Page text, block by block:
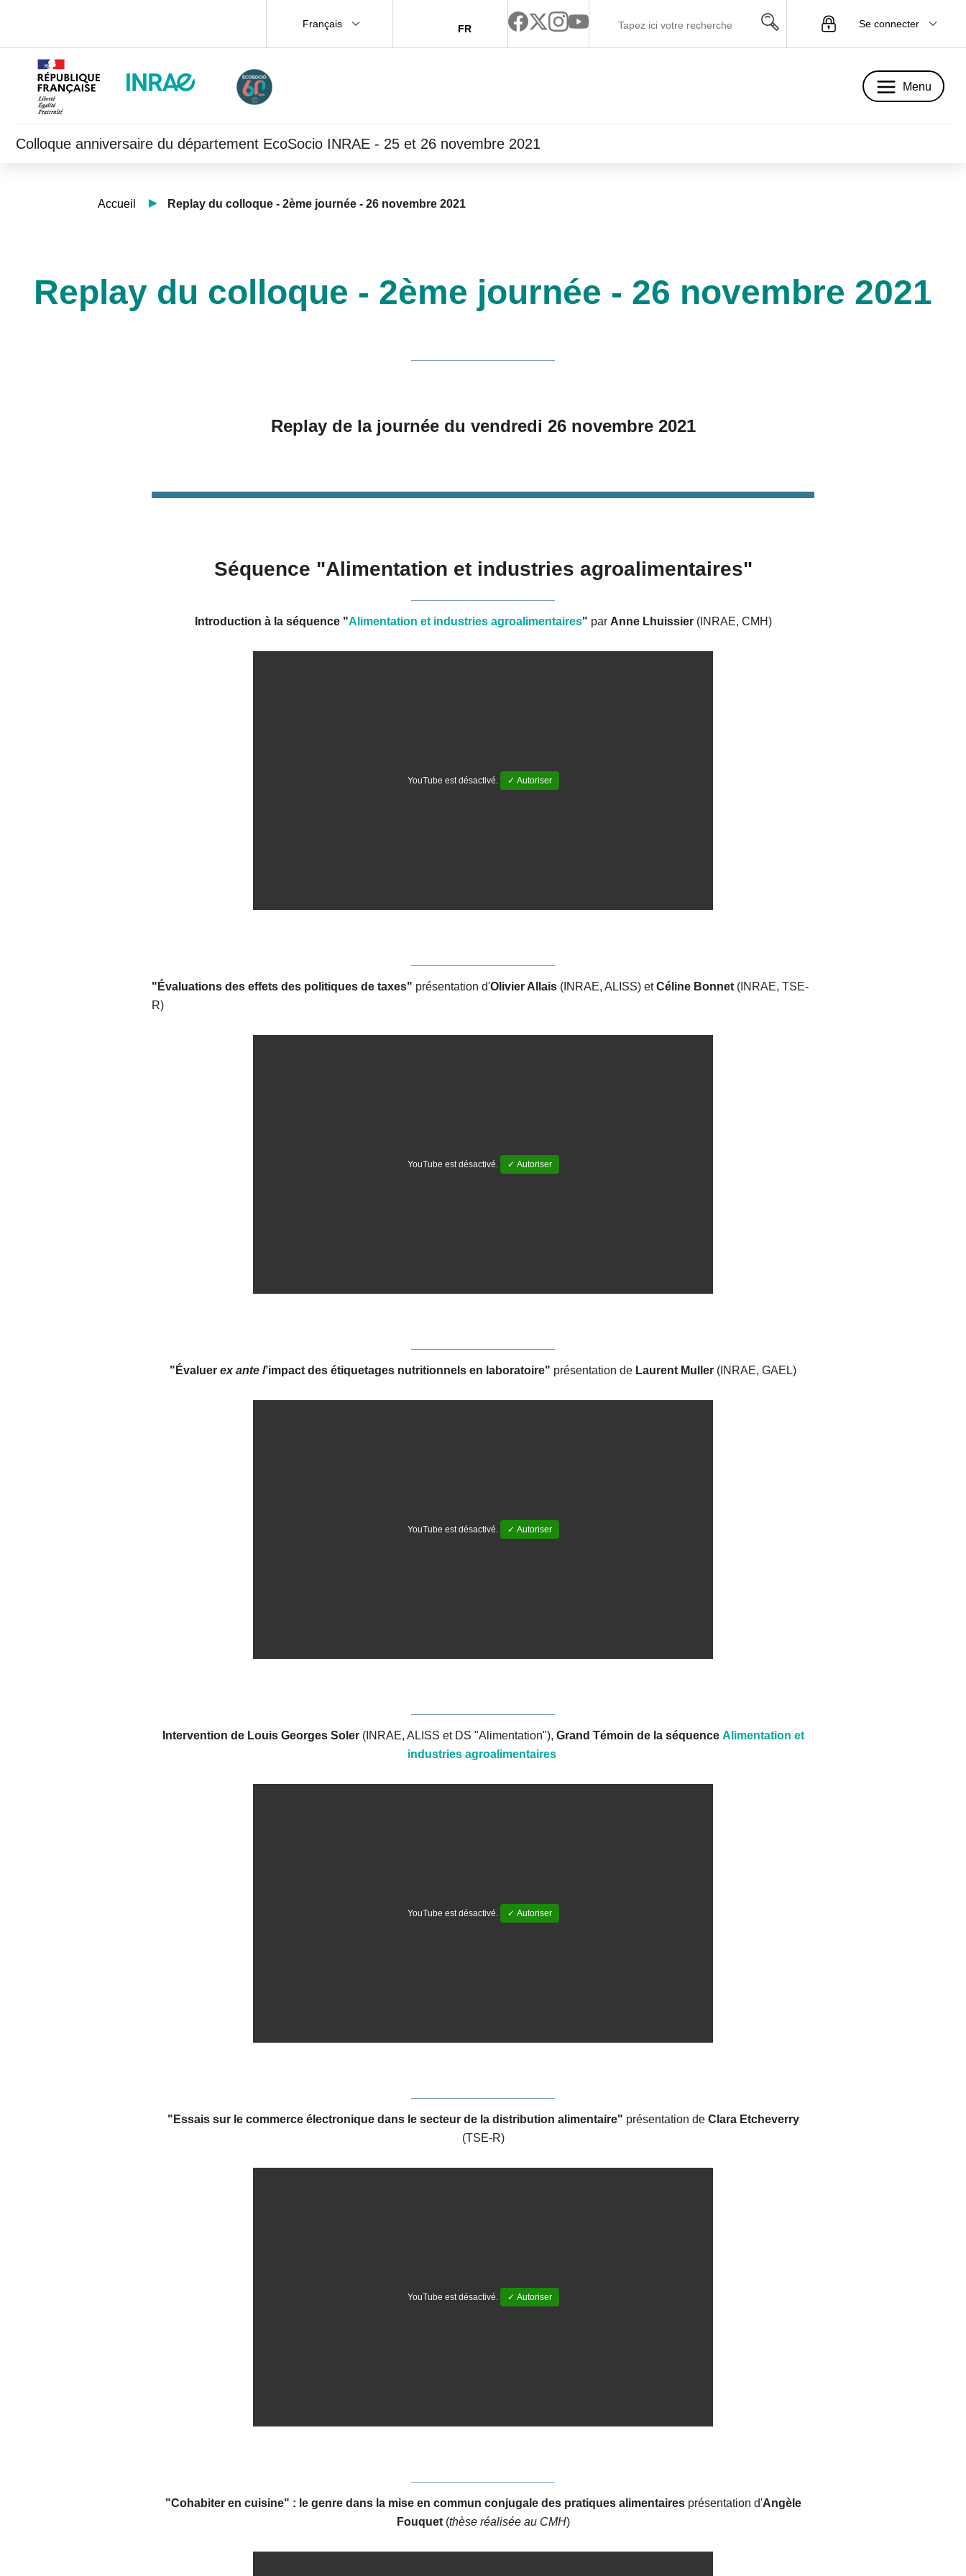
Français FR Se connecter
Menu
Colloque anniversaire du département EcoSocio INRAE - 25 et 26 novembre 2021
Accueil Replay du colloque - 2ème journée - 26 novembre 2021
Replay du colloque - 2ème journée - 26 novembre 2021
Replay de la journée du vendredi 26 novembre 2021
Séquence "Alimentation et industries agroalimentaires"
Introduction à la séquence "Alimentation et industries agroalimentaires" par Anne Lhuissier (INRAE, CMH)
YouTube est désactivé. ✓ Autoriser
"Évaluations des effets des politiques de taxes" présentation d'Olivier Allais (INRAE, ALISS) etCéline Bonnet (INRAE, TSE-
R)
YouTube est désactivé. ✓ Autoriser
"Évaluer ex ante l’impact des étiquetages nutritionnels en laboratoire" présentation de Laurent Muller (INRAE, GAEL)
YouTube est désactivé. ✓ Autoriser
Intervention de Louis Georges Soler (INRAE, ALISS et DS "Alimentation"), Grand Témoin de la séquence Alimentation et
industries agroalimentaires
YouTube est désactivé. ✓ Autoriser
"Essais sur le commerce électronique dans le secteur de la distribution alimentaire" présentation de Clara Etcheverry
(TSE-R)
YouTube est désactivé. ✓ Autoriser
"Cohabiter en cuisine" : le genre dans la mise en commun conjugale des pratiques alimentaires présentation d'Angèle
Fouquet (thèse réalisée au CMH)